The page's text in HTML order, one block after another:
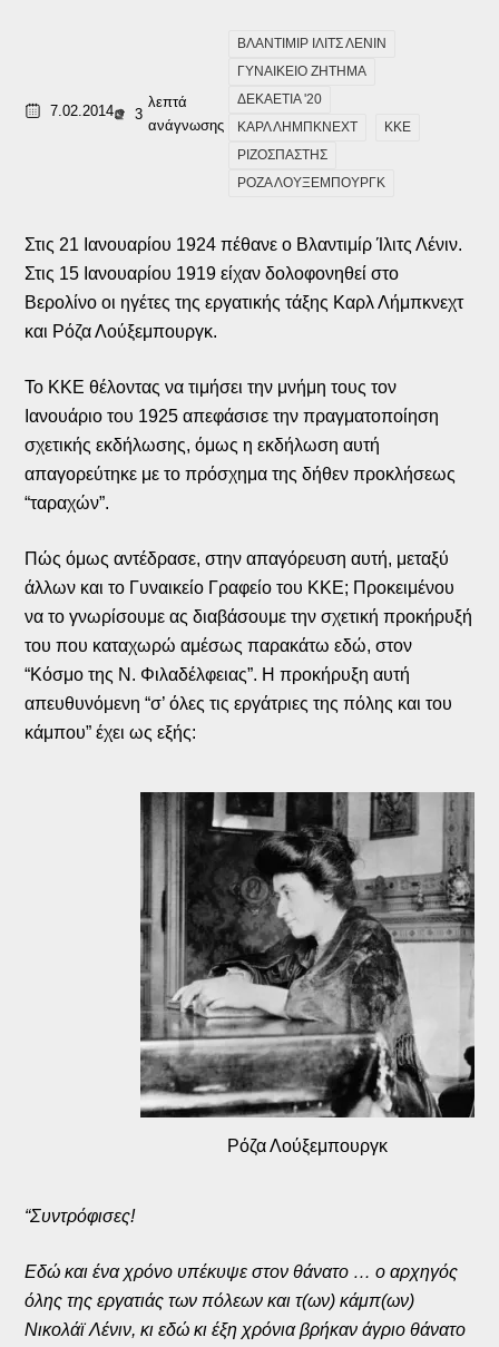
7.02.2014 3
λεπτά
ανάγνωσης
ΒΛΑΝΤΙΜΙΡ ΙΛΙΤΣ ΛΕΝΙΝ
ΓΥΝΑΙΚΕΙΟ ΖΗΤΗΜΑ
ΔΕΚΑΕΤΙΑ '20
ΚΑΡΛ ΛΗΜΠΚΝΕΧΤ
ΚΚΕ
ΡΙΖΟΣΠΑΣΤΗΣ
ΡΟΖΑ ΛΟΥΞΕΜΠΟΥΡΓΚ
Στις 21 Ιανουαρίου 1924 πέθανε ο Βλαντιμίρ Ίλιτς Λένιν.
Στις 15 Ιανουαρίου 1919 είχαν δολοφονηθεί στο
Βερολίνο οι ηγέτες της εργατικής τάξης Καρλ Λήμπκνεχτ
και Ρόζα Λούξεμπουργκ.
Το ΚΚΕ θέλοντας να τιμήσει την μνήμη τους τον
Ιανουάριο του 1925 απεφάσισε την πραγματοποίηση
σχετικής εκδήλωσης, όμως η εκδήλωση αυτή
απαγορεύτηκε με το πρόσχημα της δήθεν προκλήσεως
“ταραχών”.
Πώς όμως αντέδρασε, στην απαγόρευση αυτή, μεταξύ
άλλων και το Γυναικείο Γραφείο του ΚΚΕ; Προκειμένου
να το γνωρίσουμε ας διαβάσουμε την σχετική προκήρυξή
του που καταχωρώ αμέσως παρακάτω εδώ, στον
“Κόσμο της Ν. Φιλαδέλφειας”. Η προκήρυξη αυτή
απευθυνόμενη “σ’ όλες τις εργάτριες της πόλης και του
κάμπου” έχει ως εξής:
Ρόζα Λούξεμπουργκ
“Συντρόφισες!
Εδώ και ένα χρόνο υπέκυψε στον θάνατο … ο αρχηγός
όλης της εργατιάς των πόλεων και τ(ων) κάμπ(ων)
Νικολάϊ Λένιν, κι εδώ κι έξη χρόνια βρήκαν άγριο θάνατο